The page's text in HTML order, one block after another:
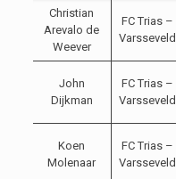
Christian
Arevalo de
Weever
FC Trias –
Varsseveld
John
Dijkman
FC Trias –
Varsseveld
Koen
Molenaar
FC Trias –
Varsseveld